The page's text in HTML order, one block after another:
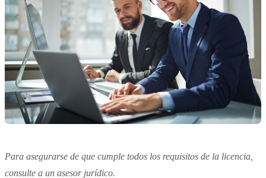
Para asegurarse de que cumple todos los requisitos de la licencia,
consulte a un asesor jurídico.